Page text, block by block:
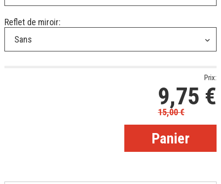
Reflet de miroir:
Sans
Prix:
9,75 €
15,00€